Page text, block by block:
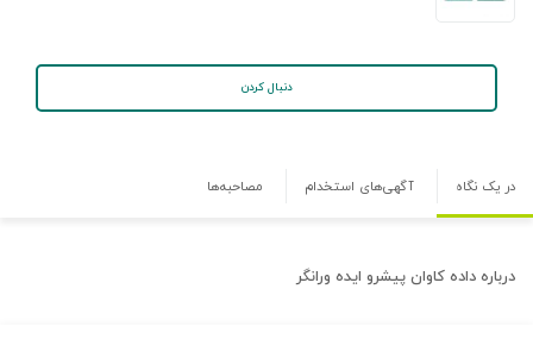
دنبال کردن
در یک نگاه آگهی‌های استخدام مصاحبه‌ها
درباره داده کاوان پیشرو ایده ورانگر